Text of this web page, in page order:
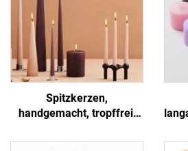
Spitzkerzen,
handgemacht, tropffrei,
Tischdekoration,